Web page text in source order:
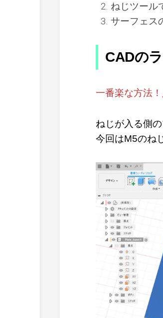
ねじツール
サーフェス
CADの
一番楽な方法
ねじが入る側
今回はM5のね